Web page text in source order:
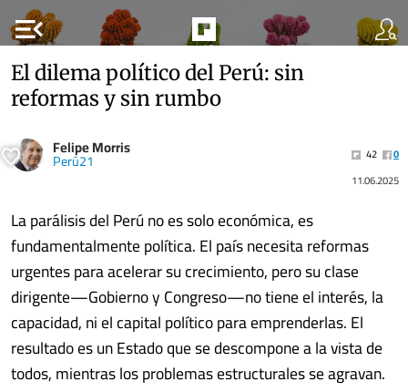
menu_open
El dilema político del Perú: sin
reformas y sin rumbo
Felipe Morris
Perú21 42
0
11.06.2025
La parálisis del Perú no es solo económica, es
fundamentalmente política. El país necesita reformas
urgentes para acelerar su crecimiento, pero su clase
dirigente—Gobierno y Congreso—no tiene el interés, la
capacidad, ni el capital político para emprenderlas. El
resultado es un Estado que se descompone a la vista de
todos, mientras los problemas estructurales se agravan.